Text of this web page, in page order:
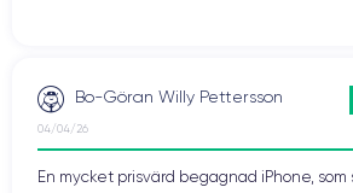
Bo-Göran Willy Pettersson
04/04/26
En mycket prisvärd begagnad iPhone, som